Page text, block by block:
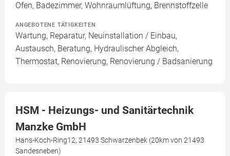
Ofen, Badezimmer, Wohnraumlüftung, Brennstoffzelle
ANGEBOTENE TÄTIGKEITEN
Wartung, Reparatur, Neuinstallation / Einbau,
Austausch, Beratung, Hydraulischer Abgleich,
Thermostat, Renovierung, Renovierung / Badsanierung
HSM - Heizungs- und Sanitärtechnik
Manzke GmbH
Hans-Koch-Ring12, 21493 Schwarzenbek (20km von 21493
Sandesneben)